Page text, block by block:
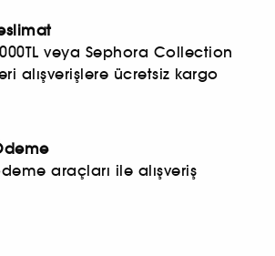
veya Sephora Collection
alışverişlere ücretsiz kargo
araçları ile alışveriş